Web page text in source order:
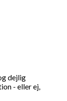
dejlig
- eller ej,